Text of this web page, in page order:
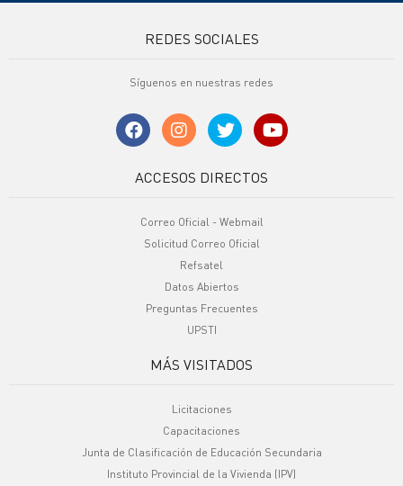
REDES SOCIALES
Síguenos en nuestras redes
ACCESOS DIRECTOS
Correo Oficial - Webmail
Solicitud Correo Oficial
Refsatel
Datos Abiertos
Preguntas Frecuentes
UPSTI
MÁS VISITADOS
Licitaciones
Capacitaciones
Junta de Clasificación de Educación Secundaria
Instituto Provincial de la Vivienda (IPV)